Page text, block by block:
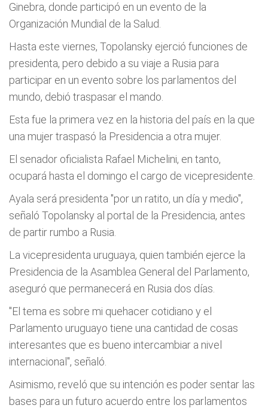
Ginebra, donde participó en un evento de la
Organización Mundial de la Salud.
Hasta este viernes, Topolansky ejerció funciones de
presidenta, pero debido a su viaje a Rusia para
participar en un evento sobre los parlamentos del
mundo, debió traspasar el mando.
Esta fue la primera vez en la historia del país en la que
una mujer traspasó la Presidencia a otra mujer.
El senador oficialista Rafael Michelini, en tanto,
ocupará hasta el domingo el cargo de vicepresidente.
Ayala será presidenta "por un ratito, un día y medio",
señaló Topolansky al portal de la Presidencia, antes
de partir rumbo a Rusia.
La vicepresidenta uruguaya, quien también ejerce la
Presidencia de la Asamblea General del Parlamento,
aseguró que permanecerá en Rusia dos días.
"El tema es sobre mi quehacer cotidiano y el
Parlamento uruguayo tiene una cantidad de cosas
interesantes que es bueno intercambiar a nivel
internacional", señaló.
Asimismo, reveló que su intención es poder sentar las
bases para un futuro acuerdo entre los parlamentos